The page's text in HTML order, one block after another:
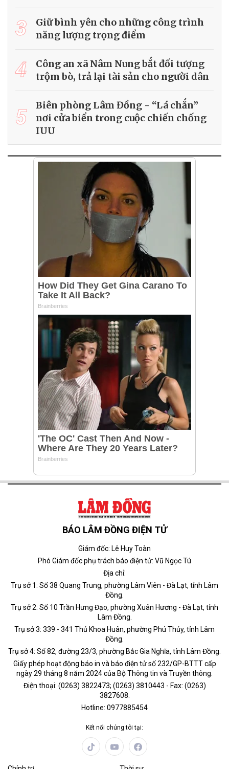
3
Giữ bình yên cho những công trình
năng lượng trọng điểm
4
Công an xã Nâm Nung bắt đối tượng
trộm bò, trả lại tài sản cho người dân
5
Biên phòng Lâm Đồng - “Lá chắn”
nơi cửa biển trong cuộc chiến chống
IUU
BÁO LÂM ĐỒNG ĐIỆN TỬ
Giám đốc: Lê Huy Toàn
Phó Giám đốc phụ trách báo điện tử: Vũ Ngọc Tú
Địa chỉ:
Trụ sở 1: Số 38 Quang Trung, phường Lâm Viên - Đà Lạt, tỉnh Lâm
Đồng.
Trụ sở 2: Số 10 Trần Hưng Đạo, phường Xuân Hương - Đà Lạt, tỉnh
Lâm Đồng.
Trụ sở 3: 339 - 341 Thủ Khoa Huân, phường Phú Thủy, tỉnh Lâm
Đồng.
Trụ sở 4: Số 82, đường 23/3, phường Bắc Gia Nghĩa, tỉnh Lâm Đồng.
Giấy phép hoạt động báo in và báo điện tử số 232/GP-BTTT cấp
ngày 29 tháng 8 năm 2024 của Bộ Thông tin và Truyền thông.
Điện thoại: (0263) 3822473; (0263) 3810443 - Fax: (0263)
3827608.
Hotline: 0977885454
Kết nối chúng tôi tại: